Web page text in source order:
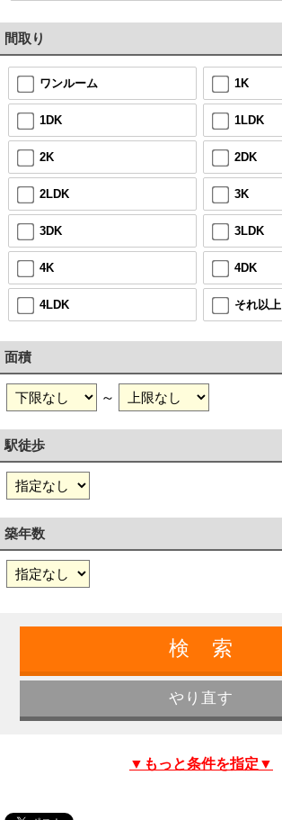
間取り
ワンルーム 1K
1DK 1LDK
2K 2DK
2LDK 3K
3DK 3LDK
4K 4DK
4LDK それ以上
面積
～
駅徒歩
築年数
▼もっと条件を指定▼